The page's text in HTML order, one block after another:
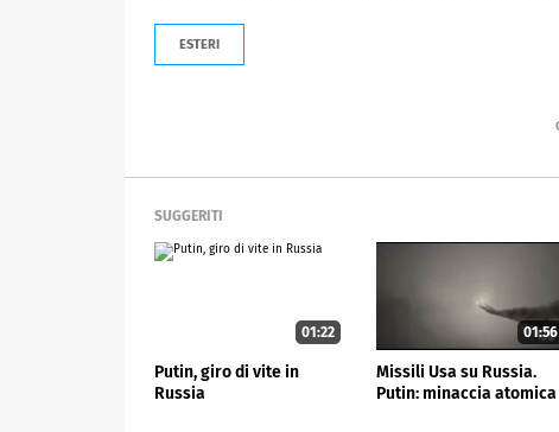
ESTERI
SUGGERITI
01:22
Putin, giro di vite in
Russia
01:56
Missili Usa su Russia.
Putin: minaccia atomica